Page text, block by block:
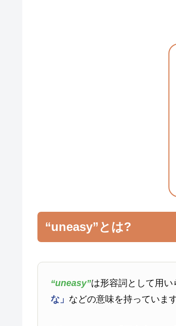
“uneasy”とは?
“uneasy”は形容詞として用い
な」 などの意味を持っています